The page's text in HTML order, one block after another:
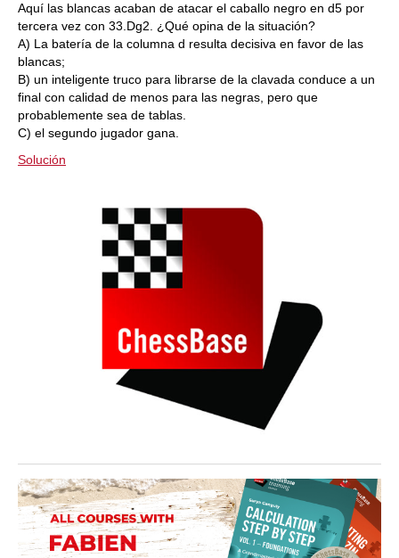
Aquí las blancas acaban de atacar el caballo negro en d5 por
tercera vez con 33.Dg2. ¿Qué opina de la situación?
A) La batería de la columna d resulta decisiva en favor de las
blancas;
B) un inteligente truco para librarse de la clavada conduce a un
final con calidad de menos para las negras, pero que
probablemente sea de tablas.
C) el segundo jugador gana.
Solución